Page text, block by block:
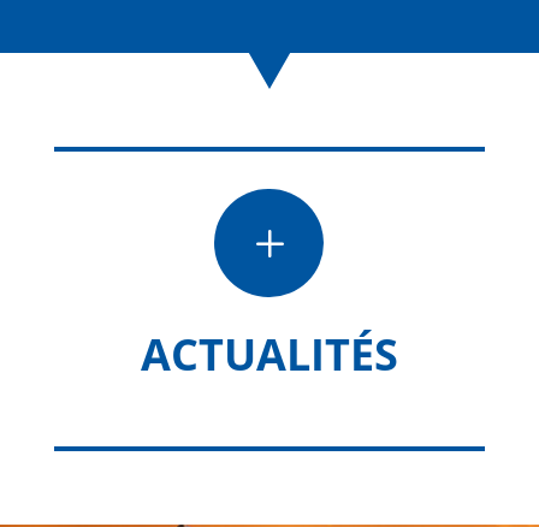
L
ACTUALITÉS